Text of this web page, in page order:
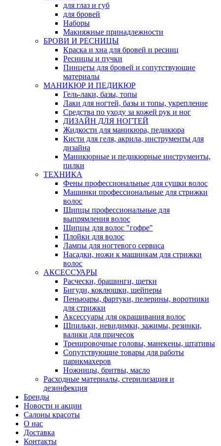
для глаз и губ
для бровей
Наборы
Макияжные принадлежности
БРОВИ И РЕСНИЦЫ
Краска и хна для бровей и ресниц
Ресницы и пучки
Пинцеты для бровей и сопутствующие
материалы
МАНИКЮР И ПЕДИКЮР
Гель-лаки, базы, топы
Лаки для ногтей, базы и топы, укрепление
Средства по уходу за кожей рук и ног
ДИЗАЙН ДЛЯ НОГТЕЙ
Жидкости для маникюра, педикюра
Кисти для геля, акрила, инструменты для
дизайна
Маникюрные и педикюрные инструменты,
пилки
ТЕХНИКА
Фены профессиональные для сушки волос
Машинки профессиональные для стрижки
волос
Щипцы профессиональные для
выпрямления волос
Щипцы для волос "гофре"
Плойки для волос
Лампы для ногтевого сервиса
Насадки, ножи к машинкам для стрижки
волос
АКСЕССУАРЫ
Расчески, брашинги, щетки
Бигуди, коклюшки, шейперы
Пеньюары, фартуки, пелерины, воротники
для стрижки
Аксессуары для окрашивания волос
Шпильки, невидимки, зажимы, резинки,
валики для причесок
Тренировочные головы, манекены, штативы
Сопутствующие товары для работы
парикмахеров
Ножницы, бритвы, масло
Расходные материалы, стерилизация и
дезинфекция
Бренды
Новости и акции
Салоны красоты
О нас
Доставка
Контакты